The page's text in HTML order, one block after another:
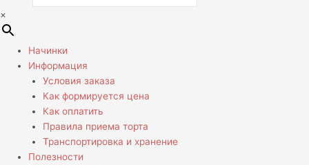
×
Начинки
Информация
Условия заказа
Как формируется цена
Как оплатить
Правила приема торта
Транспортировка и хранение
Полезности